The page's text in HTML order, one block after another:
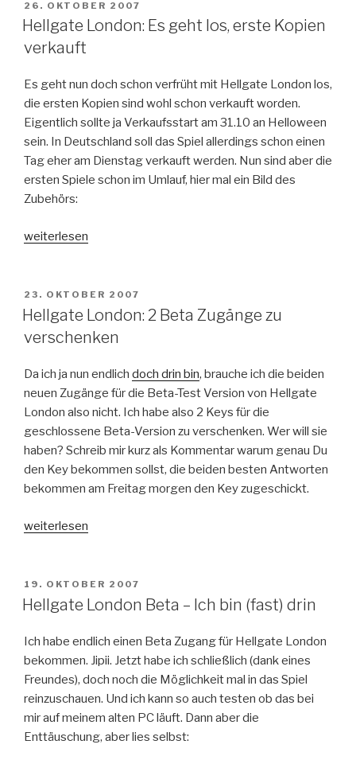
hab
meine
Kopie“
VERÖFFENTLICHT
AM
26. OKTOBER 2007
Hellgate London: Es geht los, erste Kopien
verkauft
Es geht nun doch schon verfrüht mit Hellgate London los,
die ersten Kopien sind wohl schon verkauft worden.
Eigentlich sollte ja Verkaufsstart am 31.10 an Helloween
sein. In Deutschland soll das Spiel allerdings schon einen
Tag eher am Dienstag verkauft werden. Nun sind aber die
ersten Spiele schon im Umlauf, hier mal ein Bild des
Zubehörs:
„Hellgate
geht
los,
erste
verkauft“
weiterlesen
VERÖFFENTLICHT
AM
23. OKTOBER 2007
Hellgate London: 2 Beta Zugänge zu
verschenken
Da ich ja nun endlich doch drin bin, brauche ich die beiden
neuen Zugänge für die Beta-Test Version von Hellgate
London also nicht. Ich habe also 2 Keys für die
geschlossene Beta-Version zu verschenken. Wer will sie
haben? Schreib mir kurz als Kommentar warum genau Du
den Key bekommen sollst, die beiden besten Antworten
bekommen am Freitag morgen den Key zugeschickt.
„Hellgate
Beta
Zugänge
verschenken“
weiterlesen
VERÖFFENTLICHT
AM
19. OKTOBER 2007
Hellgate London Beta – Ich bin (fast) drin
Ich habe endlich einen Beta Zugang für Hellgate London
bekommen. Jipii. Jetzt habe ich schließlich (dank eines
Freundes), doch noch die Möglichkeit mal in das Spiel
reinzuschauen. Und ich kann so auch testen ob das bei
mir auf meinem alten PC läuft. Dann aber die
Enttäuschung, aber lies selbst: